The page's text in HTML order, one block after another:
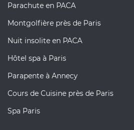
Parachute en PACA
Montgolfière près de Paris
Nuit insolite en PACA
Hôtel spa à Paris
Parapente à Annecy
Cours de Cuisine près de Paris
Spa Paris